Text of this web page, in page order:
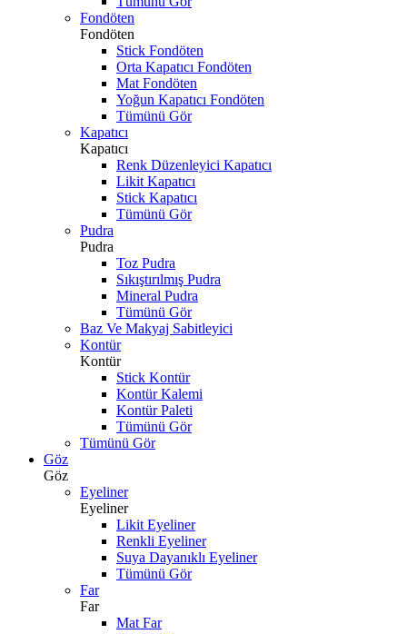
Fondöten
Fondöten
Stick Fondöten
Orta Kapatıcı Fondöten
Mat Fondöten
Yoğun Kapatıcı Fondöten
Tümünü Gör
Kapatıcı
Kapatıcı
Renk Düzenleyici Kapatıcı
Likit Kapatıcı
Stick Kapatıcı
Tümünü Gör
Pudra
Pudra
Toz Pudra
Sıkıştırılmış Pudra
Mineral Pudra
Tümünü Gör
Baz Ve Makyaj Sabitleyici
Kontür
Kontür
Stick Kontür
Kontür Kalemi
Kontür Paleti
Tümünü Gör
Tümünü Gör
Göz
Göz
Eyeliner
Eyeliner
Likit Eyeliner
Renkli Eyeliner
Suya Dayanıklı Eyeliner
Tümünü Gör
Far
Far
Mat Far